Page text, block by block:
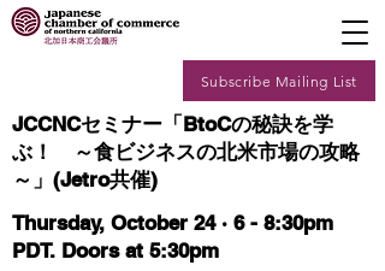
Subscribe Mailing List
JCCNCセミナー「BtoCの秘訣を学
ぶ！ ～食ビジネスの北米市場の攻略
～」(Jetro共催)
Thursday, October 24 · 6 - 8:30pm
PDT. Doors at 5:30pm